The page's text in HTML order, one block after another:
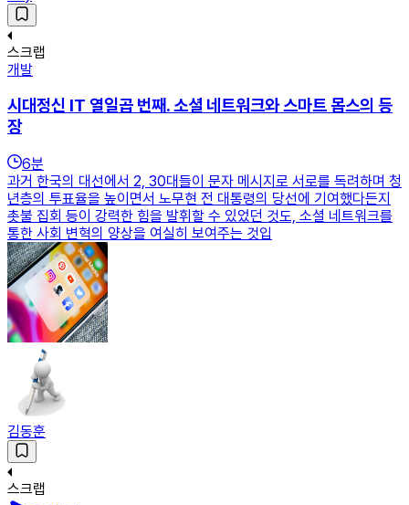
스크랩
개발
시대정신 IT 열일곱 번째. 소셜 네트워크와 스마트 몹스의 등
장
6분
과거 한국의 대선에서 2, 30대들이 문자 메시지로 서로를 독려하며 청
년층의 투표율을 높이면서 노무현 전 대통령의 당선에 기여했다든지
촛불 집회 등이 강력한 힘을 발휘할 수 있었던 것도, 소셜 네트워크를
통한 사회 변혁의 양상을 여실히 보여주는 것입
김동훈
스크랩